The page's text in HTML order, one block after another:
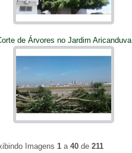
de Árvores no Jardim Aricanduva
Imagens 1a 40de 211